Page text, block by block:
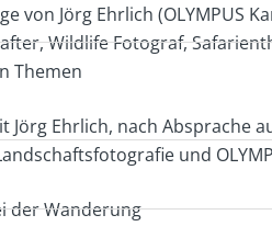
von Jörg Ehrlich (OLYMPUS
Wildlife Fotograf,
Themen
Jörg Ehrlich, nach Absprache
und
der Wanderung